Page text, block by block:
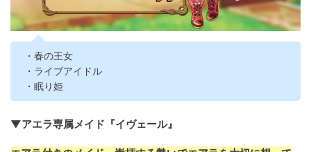
・春の王女
・ライブアイドル
・眠り姫
▼アエラ専属メイド『イヴェール』